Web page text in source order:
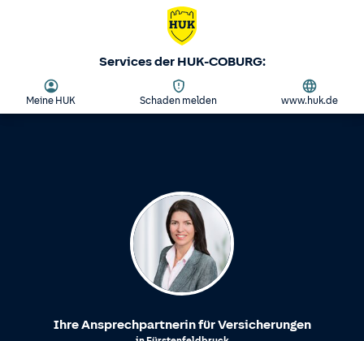
Services der HUK-COBURG:
Meine HUK Schaden melden www.huk.de
Ihre Ansprechpartnerin für Versicherungen